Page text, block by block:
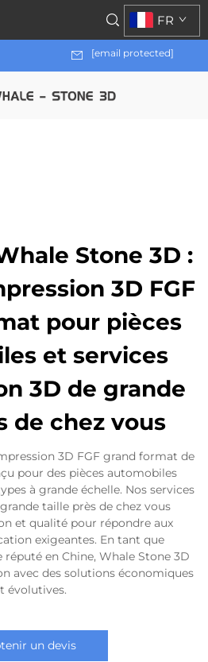
[email protected]
FR
Stone 3D :
3D FGF
pour pièces
et services
3D de grande
de chez vous
3D FGF grand format de
pour des pièces automobiles
à grande échelle. Nos services
taille près de chez vous
et qualité pour répondre aux
exigeantes. En tant que
en Chine, Whale Stone 3D
avec des solutions économiques
évolutives.
un devis